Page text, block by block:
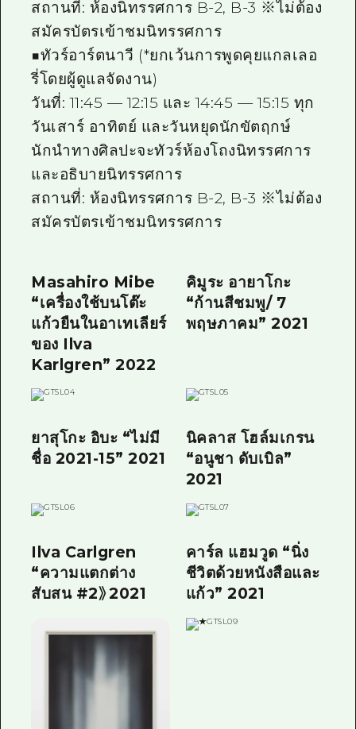
สถานที่: ห้องนิทรรศการ B-2, B-3 ※ไม่ต้อง
สมัครบัตรเข้าชมนิทรรศการ
■ทัวร์อาร์ตนาวี (*ยกเว้นการพูดคุยแกลเลอ
รี่โดยผู้ดูแลจัดงาน)
วันที่: 11:45 — 12:15 และ 14:45 — 15:15 ทุก
วันเสาร์ อาทิตย์ และวันหยุดนักขัตฤกษ์
นักนำทางศิลปะจะทัวร์ห้องโถงนิทรรศการ
และอธิบายนิทรรศการ
สถานที่: ห้องนิทรรศการ B-2, B-3 ※ไม่ต้อง
สมัครบัตรเข้าชมนิทรรศการ
Masahiro Mibe
“เครื่องใช้บนโต๊ะ
แก้วยืนในอาเทเลียร์
ของ Ilva
Karlgren” 2022
คิมูระ อายาโกะ
“ก้านสีชมพู/ 7
พฤษภาคม” 2021
ยาสุโกะ อิบะ “ไม่มี
ชื่อ 2021-15” 2021
นิคลาส โฮล์มเกรน
“อนูชา ดับเบิล”
2021
Ilva Carlgren
“ความแตกต่าง
สับสน #2》2021
คาร์ล แฮมวูด “นิ่ง
ชีวิตด้วยหนังสือและ
แก้ว” 2021